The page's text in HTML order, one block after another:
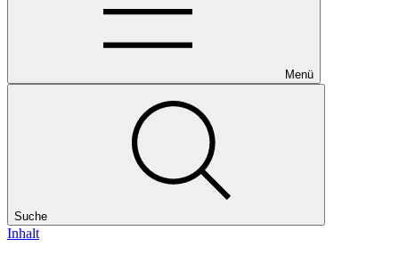
Menü
Suche
Inhalt